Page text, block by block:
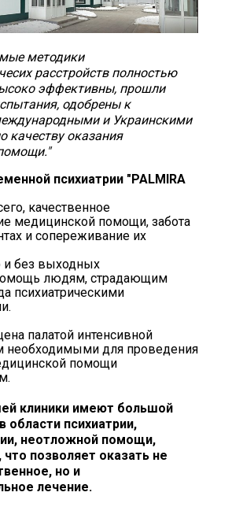
методики
расстройств полностью
эффективны, прошли
одобрены к
и Украинскими
качеству оказания
психиатрии "PALMIRA
качественное
медицинской помощи, забота
и сопереживание их
и без выходных
людям, страдающим
психиатрическими
палатой интенсивной
необходимыми для проведения
помощи
клиники имеют большой
области психиатрии,
неотложной помощи,
что позволяет оказать не
но и
лечение.